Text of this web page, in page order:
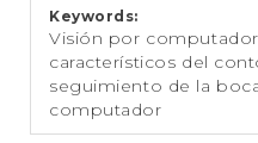
r
Keywords:
Visión por
característicos del
seguimiento de la
computador